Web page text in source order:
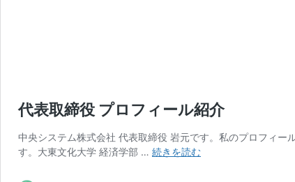
代表取締役 プロフィール紹介
中央システム株式会社 代表取締役 岩元です。私のプロフィ
す。大東文化大学 経済学部 … 続きを読む代